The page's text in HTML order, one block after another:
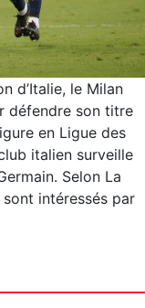
d’Italie, le Milan
défendre son titre
en Ligue des
italien surveille
Selon La
intéressés par